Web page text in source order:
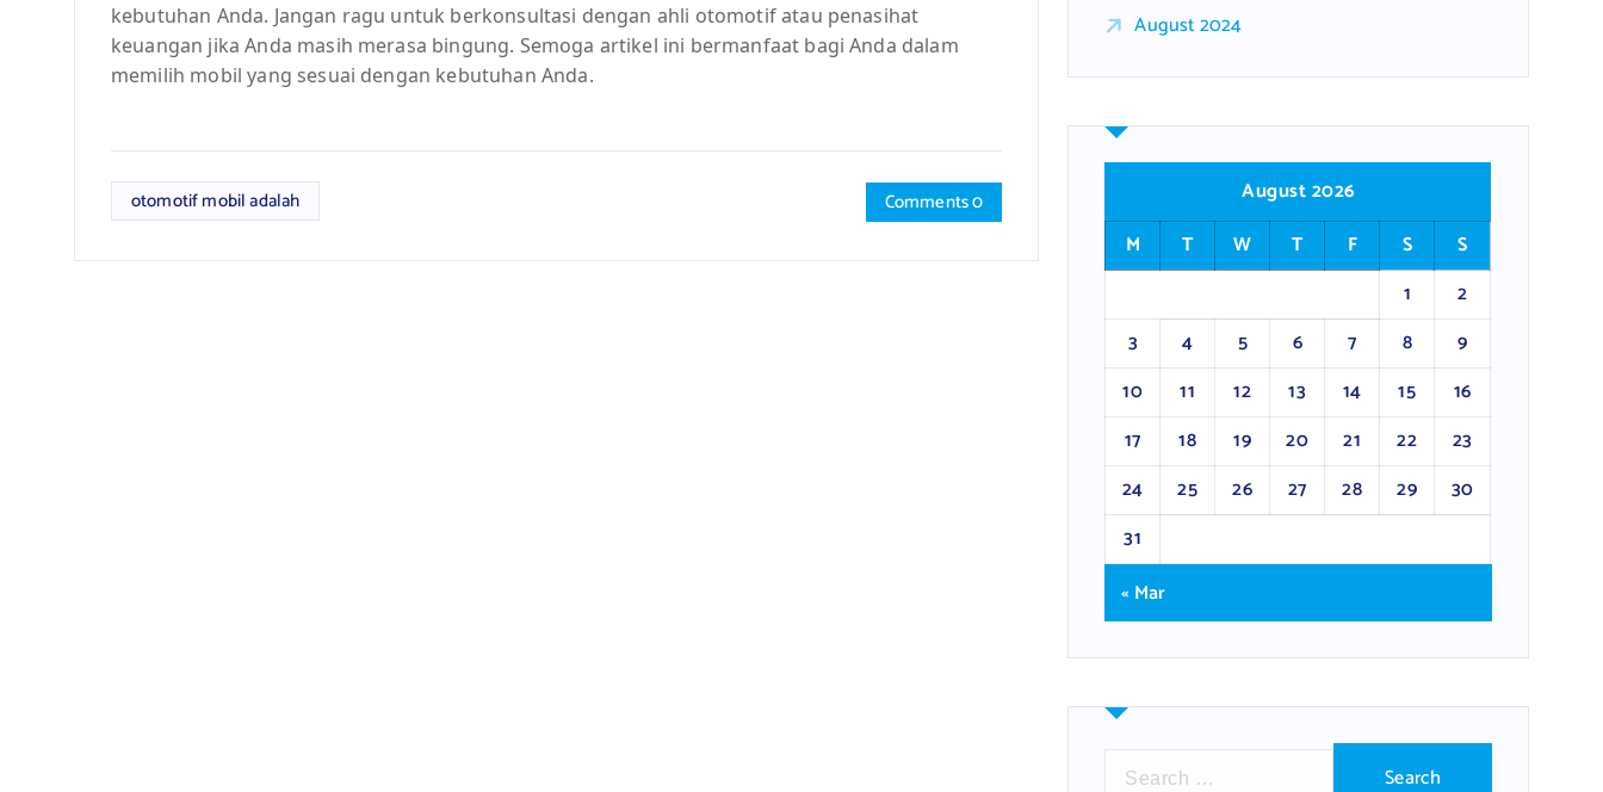
kebutuhan Anda. Jangan ragu untuk berkonsultasi dengan ahli otomotif atau penasihat
keuangan jika Anda masih merasa bingung. Semoga artikel ini bermanfaat bagi Anda dalam
memilih mobil yang sesuai dengan kebutuhan Anda.
otomotif mobil adalah Comments 0
August 2024
August 2026
M
T W T F S
S
1
2
3
4 5 6 7 8
9
10
11 12 13 14 15
16
17
18 19 20 21 22
23
24
25 26 27 28 29
30
31
« Mar